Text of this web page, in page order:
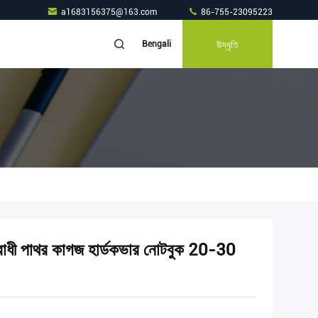
a1683156375@163.com 86-755-23095223
Bengali উদ্ধৃতি
পাথর কাগজ হার্ডকভার নোটবুক 20-30